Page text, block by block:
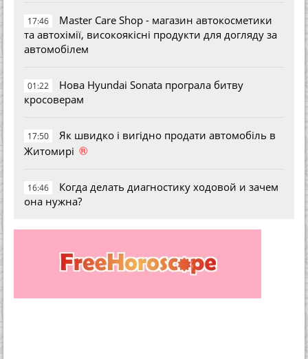
17:46
Master Care Shop - магазин автокосметики
та автохімії, високоякісні продукти для догляду за
автомобілем
01:22
Нова Hyundai Sonata програла битву
кросоверам
17:50
Як швидко і вигідно продати автомобіль в
Житомирі ®
16:46
Когда делать диагностику ходовой и зачем
она нужна?